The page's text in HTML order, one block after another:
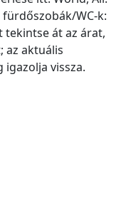
WC-k:
tekintse át az árat,
az aktuális
vissza.